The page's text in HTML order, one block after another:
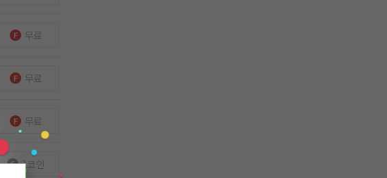
무료
무료
무료
1코인